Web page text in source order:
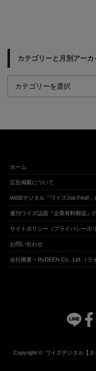
カテゴリーと月別アーカ
ホーム
広告掲載について
WiSEデジタル「ワイズJob Find!
週刊ワイズ誌面『企業有料郵送』
サイトポリシー（プライバシーポ
お問い合わせ
会社概要 – RyDEEN Co., Ltd.（ラ
Copyright © ワイズデジタル【タ